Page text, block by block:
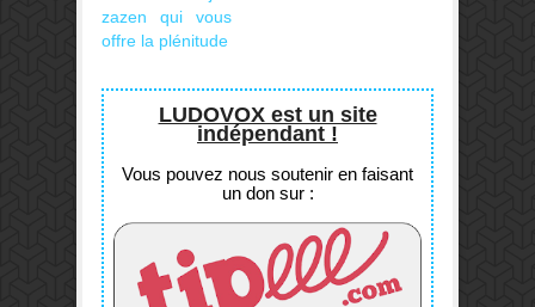
zazen qui vous
offre la plénitude
LUDOVOX est un site
indépendant !
Vous pouvez nous soutenir en faisant
un don sur :